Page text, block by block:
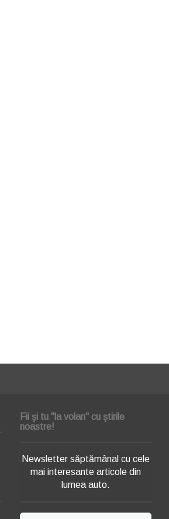
Fii şi tu "la volan" cu ştirile
noastre!
Newsletter săptămânal cu cele
mai interesante articole din
lumea auto.